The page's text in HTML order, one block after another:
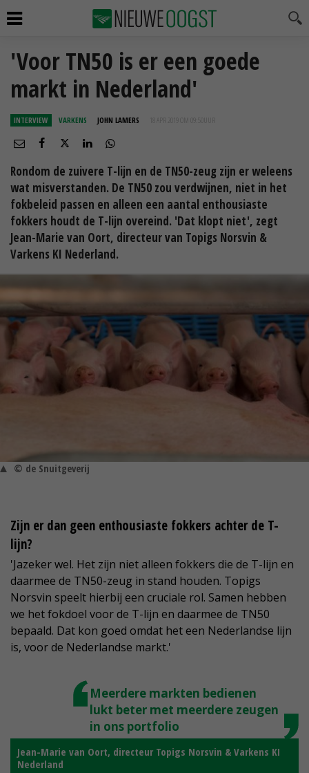
'Voor TN50 is er een goede
markt in Nederland'
INTERVIEW VARKENS JOHN LAMERS 18 APR 2019 OM 09:50
Rondom de zuivere T-lijn en de TN50-zeug zijn er weleens
wat misverstanden. De TN50 zou verdwijnen, niet in het
fokbeleid passen en alleen een aantal enthousiaste
fokkers houdt de T-lijn overeind. 'Dat klopt niet', zegt
Jean-Marie van Oort, directeur van Topigs Norsvin &
Varkens KI Nederland.
© de Snuitgeverij
Zijn er dan geen enthousiaste fokkers achter de T-
lijn?
'Jazeker wel. Het zijn niet alleen fokkers die de T-lijn en
daarmee de TN50-zeug in stand houden. Topigs
Norsvin speelt hierbij een cruciale rol. Samen hebben
we het fokdoel voor de T-lijn en daarmee de TN50
bepaald. Dat kon goed omdat het een Nederlandse lijn
is, voor de Nederlandse markt.'
Meerdere markten bedienen
lukt beter met meerdere zeugen
in ons portfolio
Jean-Marie van Oort, directeur Topigs Norsvin & Varkens KI
Nederland